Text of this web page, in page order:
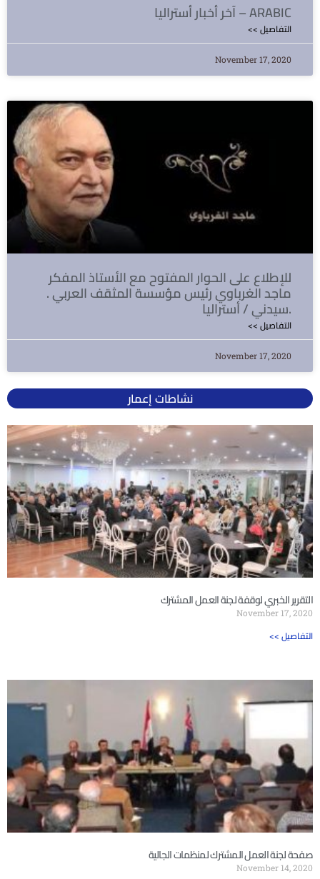
آخر أخبار أستراليا – ARABIC
<< التفاصيل
November 17, 2020
للإطلاع على الحوار المفتوح مع الأستاذ المفكر
ماجد الغرباوي رئيس مؤسسة المثقف العربي .
سيدني / أستراليا.
<< التفاصيل
November 17, 2020
نشاطات إعمار
التقرير الخبري لوقفة لجنة العمل المشترك
November 17, 2020
<< التفاصيل
صفحة لجنة العمل المشترك لمنظمات الجالية
November 14, 2020